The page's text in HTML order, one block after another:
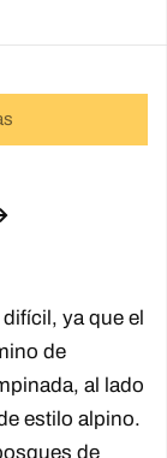
ya que el
de
al lado
estilo alpino.
de